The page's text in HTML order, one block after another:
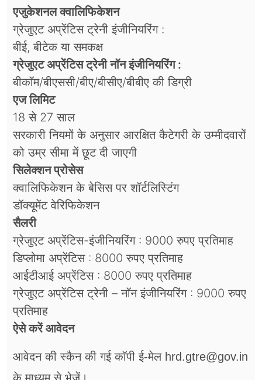
एजुकेशनल क्वालिफिकेशन
ग्रेजुएट अप्रेंटिस ट्रेनी इंजीनियरिंग :
बीई, बीटेक या समकक्ष
ग्रेजुएट अप्रेंटिस ट्रेनी नॉन इंजीनियरिंग :
बीकॉम/बीएससी/बीए/बीसीए/बीबीए की डिग्री
एज लिमिट
18 से 27 साल
सरकारी नियमों के अनुसार आरक्षित कैटेगरी के उम्मीदवारों
को उम्र सीमा में छूट दी जाएगी
सिलेक्शन प्रोसेस
क्वालिफिकेशन के बेसिस पर शॉर्टलिस्टिंग
डॉक्यूमेंट वेरिफिकेशन
सैलरी
ग्रेजुएट अप्रेंटिस-इंजीनियरिंग : 9000 रुपए प्रतिमाह
डिप्लोमा अप्रेंटिस : 8000 रुपए प्रतिमाह
आईटीआई अप्रेंटिस : 8000 रुपए प्रतिमाह
ग्रेजुएट अप्रेंटिस ट्रेनी – नॉन इंजीनियरिंग : 9000 रुपए
प्रतिमाह
ऐसे करें आवेदन
आवेदन की स्कैन की गई कॉपी ई-मेल hrd.gtre@gov.in